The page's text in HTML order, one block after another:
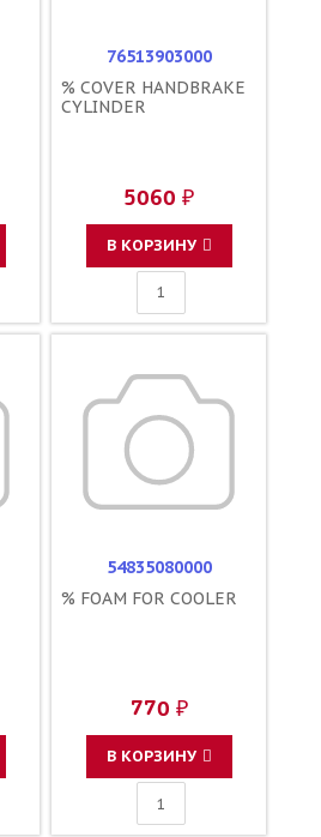
76513903000
% COVER HANDBRAKE
CYLINDER
5060 ₽
В КОРЗИНУ
54835080000
% FOAM FOR COOLER
770 ₽
В КОРЗИНУ